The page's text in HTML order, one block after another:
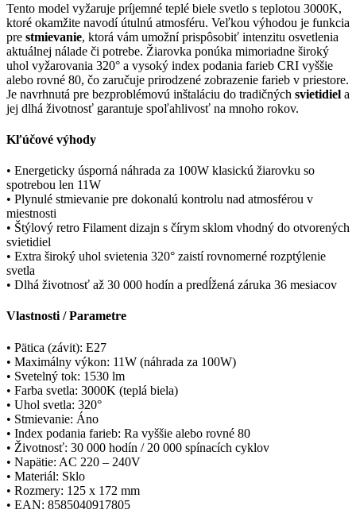
Tento model vyžaruje príjemné teplé biele svetlo s teplotou 3000K,
ktoré okamžite navodí útulnú atmosféru. Veľkou výhodou je funkcia
pre stmievanie, ktorá vám umožní prispôsobiť intenzitu osvetlenia
aktuálnej nálade či potrebe. Žiarovka ponúka mimoriadne široký
uhol vyžarovania 320° a vysoký index podania farieb CRI vyššie
alebo rovné 80, čo zaručuje prirodzené zobrazenie farieb v priestore.
Je navrhnutá pre bezproblémovú inštaláciu do tradičných svietidiel a
jej dlhá životnosť garantuje spoľahlivosť na mnoho rokov.
Kľúčové výhody
• Energeticky úsporná náhrada za 100W klasickú žiarovku so
spotrebou len 11W
• Plynulé stmievanie pre dokonalú kontrolu nad atmosférou v
miestnosti
• Štýlový retro Filament dizajn s čírym sklom vhodný do otvorených
svietidiel
• Extra široký uhol svietenia 320° zaistí rovnomerné rozptýlenie
svetla
• Dlhá životnosť až 30 000 hodín a predĺžená záruka 36 mesiacov
Vlastnosti / Parametre
• Pätica (závit): E27
• Maximálny výkon: 11W (náhrada za 100W)
• Svetelný tok: 1530 lm
• Farba svetla: 3000K (teplá biela)
• Uhol svetla: 320°
• Stmievanie: Áno
• Index podania farieb: Ra vyššie alebo rovné 80
• Životnosť: 30 000 hodín / 20 000 spínacích cyklov
• Napätie: AC 220 – 240V
• Materiál: Sklo
• Rozmery: 125 x 172 mm
• EAN: 8585040917805